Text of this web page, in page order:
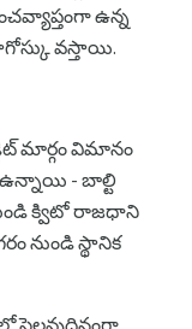
ఉన్న
వస్తాయి.
మార్గం విమానం
- బాల్టి
క్విటో రాజధాని
నుండి స్థానిక
సెలవుదినంగా